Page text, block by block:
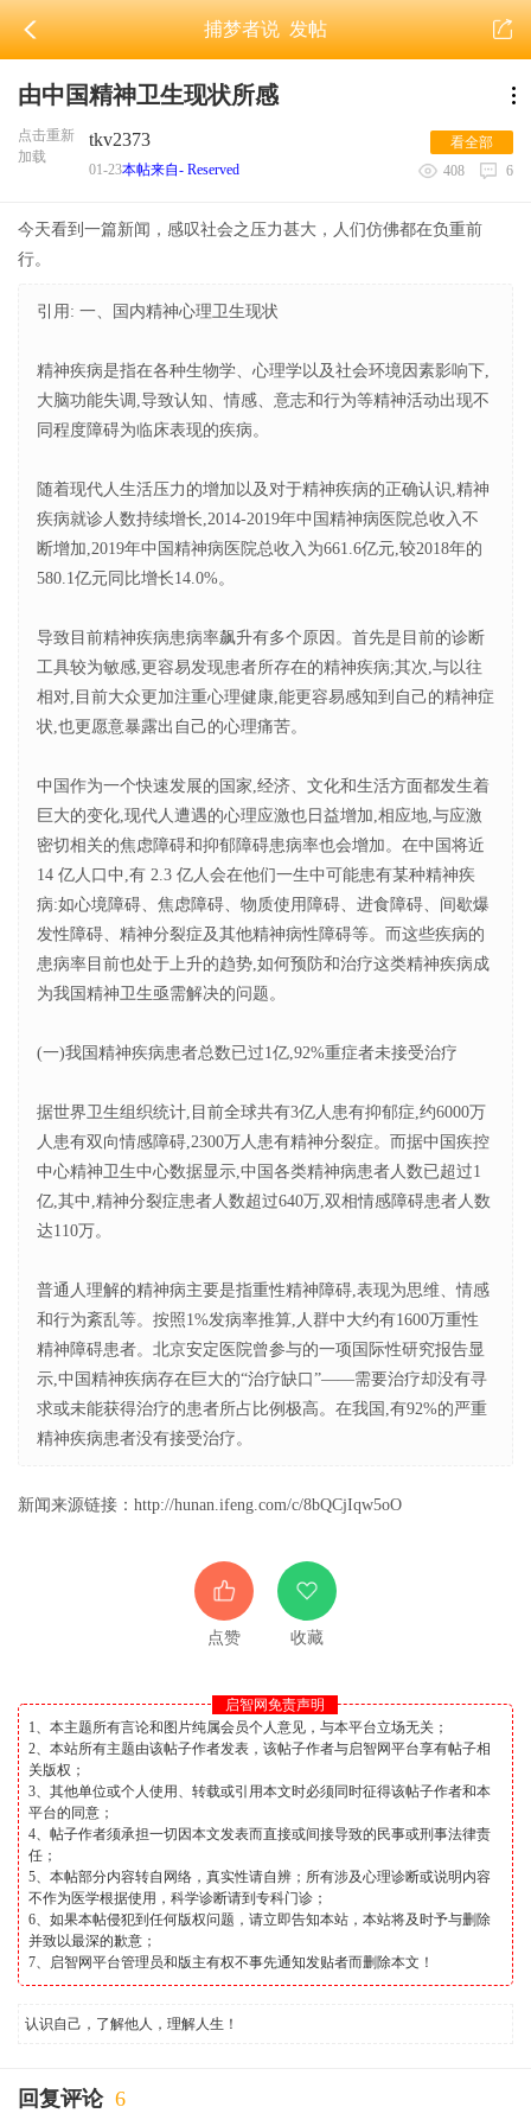
捕梦者说发帖
由中国精神卫生现状所感
点击重新
加载
tkv2373
01-23本帖来自- Reserved
看全部
408
6
今天看到一篇新闻，感叹社会之压力甚大，人们仿佛都在负重前
行。
引用: 一、国内精神心理卫生现状
精神疾病是指在各种生物学、心理学以及社会环境因素影响下,
大脑功能失调,导致认知、情感、意志和行为等精神活动出现不
同程度障碍为临床表现的疾病。
随着现代人生活压力的增加以及对于精神疾病的正确认识,精神
疾病就诊人数持续增长,2014-2019年中国精神病医院总收入不
断增加,2019年中国精神病医院总收入为661.6亿元,较2018年的
580.1亿元同比增长14.0%。
导致目前精神疾病患病率飙升有多个原因。首先是目前的诊断
工具较为敏感,更容易发现患者所存在的精神疾病;其次,与以往
相对,目前大众更加注重心理健康,能更容易感知到自己的精神症
状,也更愿意暴露出自己的心理痛苦。
中国作为一个快速发展的国家,经济、文化和生活方面都发生着
巨大的变化,现代人遭遇的心理应激也日益增加,相应地,与应激
密切相关的焦虑障碍和抑郁障碍患病率也会增加。在中国将近
14 亿人口中,有 2.3 亿人会在他们一生中可能患有某种精神疾
病:如心境障碍、焦虑障碍、物质使用障碍、进食障碍、间歇爆
发性障碍、精神分裂症及其他精神病性障碍等。而这些疾病的
患病率目前也处于上升的趋势,如何预防和治疗这类精神疾病成
为我国精神卫生亟需解决的问题。
(一)我国精神疾病患者总数已过1亿,92%重症者未接受治疗
据世界卫生组织统计,目前全球共有3亿人患有抑郁症,约6000万
人患有双向情感障碍,2300万人患有精神分裂症。而据中国疾控
中心精神卫生中心数据显示,中国各类精神病患者人数已超过1
亿,其中,精神分裂症患者人数超过640万,双相情感障碍患者人数
达110万。
普通人理解的精神病主要是指重性精神障碍,表现为思维、情感
和行为紊乱等。按照1%发病率推算,人群中大约有1600万重性
精神障碍患者。北京安定医院曾参与的一项国际性研究报告显
示,中国精神疾病存在巨大的“治疗缺口”——需要治疗却没有寻
求或未能获得治疗的患者所占比例极高。在我国,有92%的严重
精神疾病患者没有接受治疗。
新闻来源链接：http://hunan.ifeng.com/c/8bQCjIqw5oO
点赞 收藏
启智网免责声明
1、本主题所有言论和图片纯属会员个人意见，与本平台立场无关；
2、本站所有主题由该帖子作者发表，该帖子作者与启智网平台享有帖子相
关版权；
3、其他单位或个人使用、转载或引用本文时必须同时征得该帖子作者和本
平台的同意；
4、帖子作者须承担一切因本文发表而直接或间接导致的民事或刑事法律责
任；
5、本帖部分内容转自网络，真实性请自辨；所有涉及心理诊断或说明内容
不作为医学根据使用，科学诊断请到专科门诊；
6、如果本帖侵犯到任何版权问题，请立即告知本站，本站将及时予与删除
并致以最深的歉意；
7、启智网平台管理员和版主有权不事先通知发贴者而删除本文！
认识自己，了解他人，理解人生！
回复评论 6